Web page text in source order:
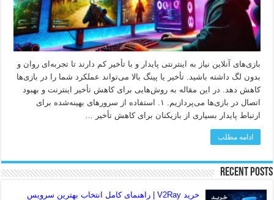
بازی‌های آنلاین نیاز به اینترنتی پایدار و با تأخیر کم دارند تا تجربه‌ای روان و
بدون لگ داشته باشید. تأخیر یا پینگ بالا می‌تواند عملکرد شما را در بازی‌ها
کاهش دهد. در این مقاله به روش‌هایی برای کاهش تأخیر اینترنت و بهبود
اتصال در بازی‌ها می‌پردازیم. ۱. استفاده از سرورهای بهینه‌شده برای
ارتباط پایدار بسیاری از بازیکنان برای کاهش تأخیر …
ادامه مطلب
Recent Posts
خرید V2Ray | راهنمای کامل انتخاب بهترین سرویس